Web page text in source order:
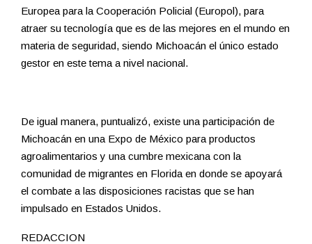
Europea para la Cooperación Policial (Europol), para
atraer su tecnología que es de las mejores en el mundo en
materia de seguridad, siendo Michoacán el único estado
gestor en este tema a nivel nacional.
De igual manera, puntualizó, existe una participación de
Michoacán en una Expo de México para productos
agroalimentarios y una cumbre mexicana con la
comunidad de migrantes en Florida en donde se apoyará
el combate a las disposiciones racistas que se han
impulsado en Estados Unidos.
REDACCION